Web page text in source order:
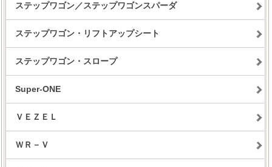
ステップワゴン／ステップワゴンスパーダ
ステップワゴン・リフトアップシート
ステップワゴン・スロープ
Super-ONE
ＶＥＺＥＬ
ＷＲ－Ｖ